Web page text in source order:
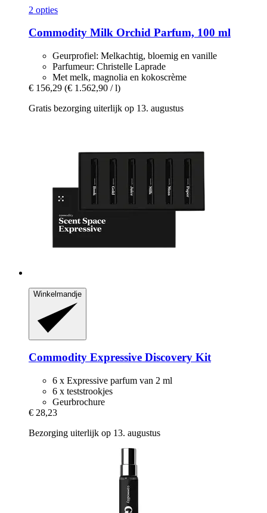
2 opties
Commodity Milk Orchid Parfum, 100 ml
Geurprofiel: Melkachtig, bloemig en vanille
Parfumeur: Christelle Laprade
Met melk, magnolia en kokoscrème
€ 156,29 (€ 1.562,90 / l)
Gratis bezorging uiterlijk op 13. augustus
Winkelmandje
Commodity Expressive Discovery Kit
6 x Expressive parfum van 2 ml
6 x teststrookjes
Geurbrochure
€ 28,23
Bezorging uiterlijk op 13. augustus